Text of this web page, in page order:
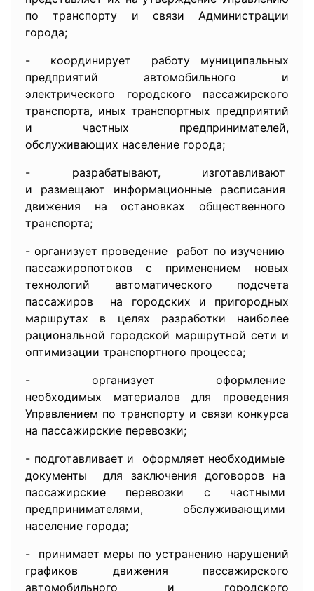
по транспорту и связи Администрации
города;
- координирует работу муниципальных
предприятий автомобильного и
электрического городского пассажирского
транспорта, иных транспортных предприятий
и частных предпринимателей,
обслуживающих население города;
- разрабатывают, изготавливают
и размещают информационные расписания
движения на остановках общественного
транспорта;
- организует проведение работ по изучению
пассажиропотоков с применением новых
технологий автоматического подсчета
пассажиров на городских и пригородных
маршрутах в целях разработки наиболее
рациональной городской маршрутной сети и
оптимизации транспортного процесса;
- организует оформление
необходимых материалов для проведения
Управлением по транспорту и связи конкурса
на пассажирские перевозки;
- подготавливает и оформляет необходимые
документы для заключения договоров на
пассажирские перевозки с частными
предпринимателями, обслуживающими
население города;
- принимает меры по устранению нарушений
графиков движения пассажирского
автомобильного и городского